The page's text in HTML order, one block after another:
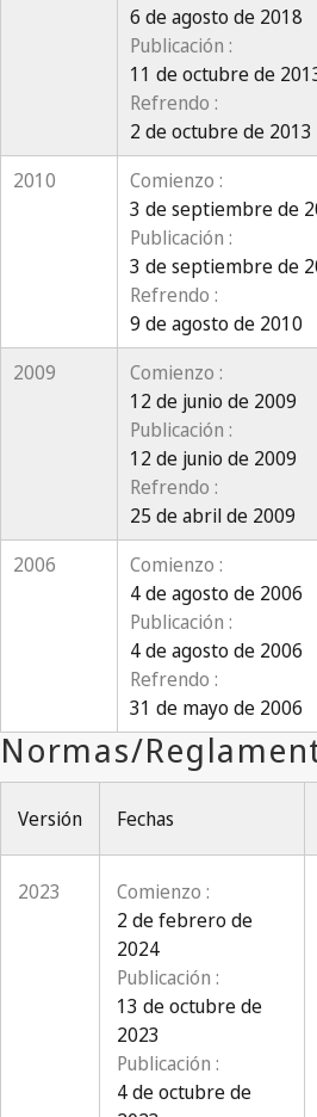
6 de agosto de 2018
Publicación :
11 de octubre de
Refrendo :
2 de octubre de 2013
2010
Comienzo :
3 de septiembre de
Publicación :
3 de septiembre de
Refrendo :
9 de agosto de 2010
2009
Comienzo :
12 de junio de 2009
Publicación :
12 de junio de 2009
Refrendo :
25 de abril de 2009
2006
Comienzo :
4 de agosto de 2006
Publicación :
4 de agosto de 2006
Refrendo :
31 de mayo de 2006
Versión Fechas
2023
Comienzo :
2 de febrero de
2024
Publicación :
13 de octubre de
2023
Publicación :
4 de octubre de